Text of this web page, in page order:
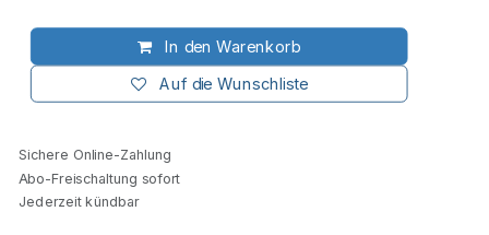
In den Warenkorb
Auf die Wunschliste
Sichere Online-Zahlung
Abo-Freischaltung sofort
Jederzeit kündbar